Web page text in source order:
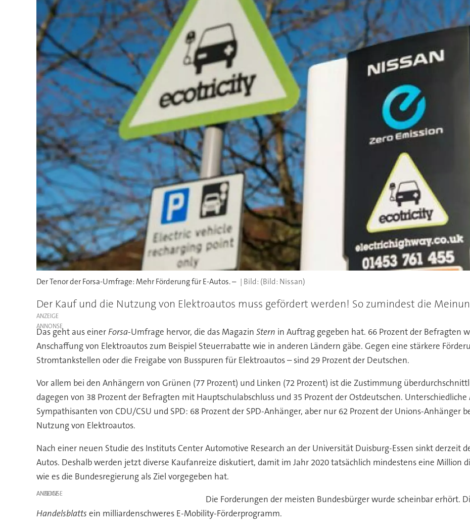
Der Tenor der Forsa-Umfrage: Mehr Förderung für E-Autos. – (Bild: Nissan)
Der Kauf und die Nutzung von Elektroautos muss gefördert werden! So zumindest die
ANZEIGE
Das geht aus einerForsa-Umfrage hervor, die das Magazin Stern in Auftrag gegeben hat. 66 Prozent der Befragten
Anschaffung von Elektroautos zum Beispiel Steuerrabatte wie in anderen Ländern gäbe. Gegen eine stärkere
Stromtankstellen oder die Freigabe von Busspuren für Elektroautos – sind 29 Prozent der Deutschen.
Vor allem bei den Anhängern von Grünen (77 Prozent) und Linken (72 Prozent) ist die Zustimmung
dagegen von 38 Prozent der Befragten mit Hauptschulabschluss und 35 Prozent der Ostdeutschen.
Sympathisanten von CDU/CSU und SPD: 68 Prozent der SPD-Anhänger, aber nur 62 Prozent der Unions-
Nutzung von Elektroautos.
Nach einer neuen Studie des Instituts Center Automotive Research an der Universität Duisburg-Essen sinkt derzeit
Autos. Deshalb werden jetzt diverse Kaufanreize diskutiert, damit im Jahr 2020 tatsächlich mindestens eine Million
wie es die Bundesregierung als Ziel vorgegeben hat.
ANZEIGE
Die Forderungen der meisten Bundesbürger wurde scheinbar erhört.
Handelsblatts ein milliardenschweres E-Mobility-Förderprogramm.